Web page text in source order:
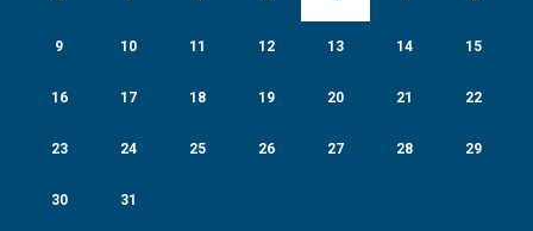
9 10 11 12 13 14 15
16 17 18 19 20 21 22
23 24 25 26 27 28 29
30 31